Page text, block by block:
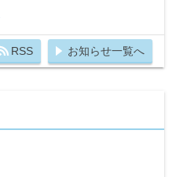
RSS お知らせ一覧へ